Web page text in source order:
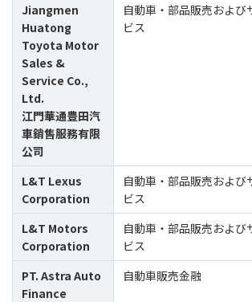
Jiangmen
Huatong
Toyota Motor
Sales &
Service Co.,
Ltd.
江門華通豊田汽
車銷售服務有限
公司
自動車・部品販売および
ビス
L&T Lexus
Corporation
自動車・部品販売および
ビス
L&T Motors
Corporation
自動車・部品販売および
ビス
PT. Astra Auto
Finance
自動車販売金融